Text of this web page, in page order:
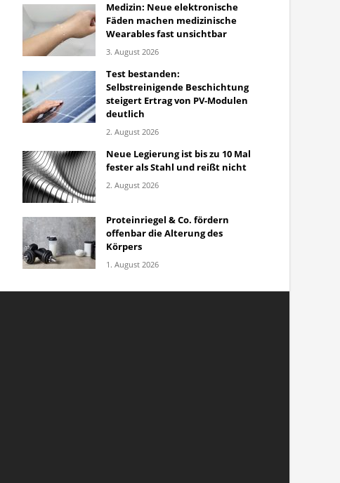
Medizin: Neue elektronische
Fäden machen medizinische
Wearables fast unsichtbar
3. August 2026
Test bestanden:
Selbstreinigende Beschichtung
steigert Ertrag von PV-Modulen
deutlich
2. August 2026
Neue Legierung ist bis zu 10 Mal
fester als Stahl und reißt nicht
2. August 2026
Proteinriegel & Co. fördern
offenbar die Alterung des
Körpers
1. August 2026